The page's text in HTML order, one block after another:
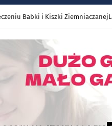
Babki i Kiszki Ziemniaczanej